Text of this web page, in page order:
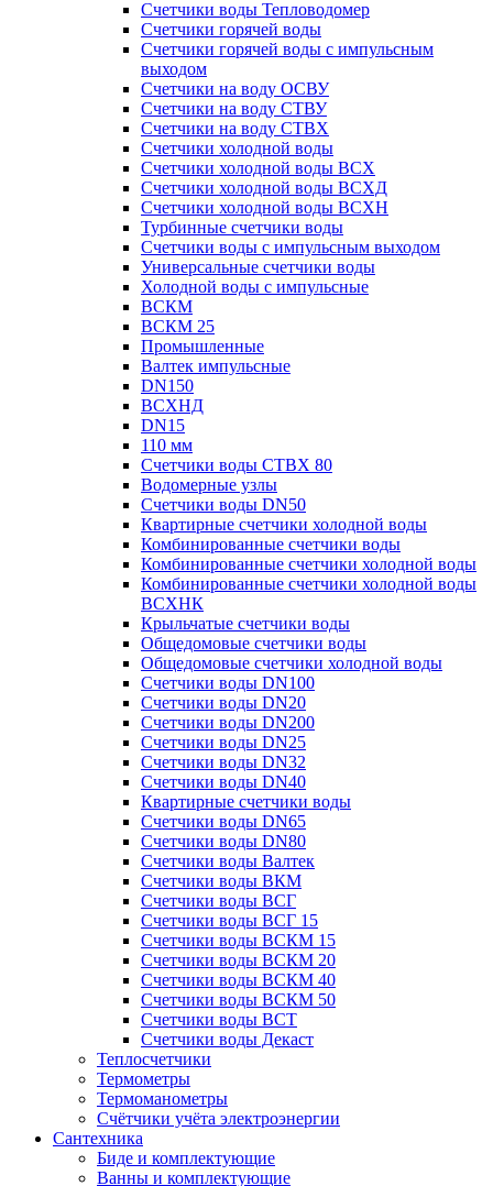
Счетчики воды Тепловодомер
Счетчики горячей воды
Счетчики горячей воды с импульсным
выходом
Счетчики на воду ОСВУ
Счетчики на воду СТВУ
Счетчики на воду СТВХ
Счетчики холодной воды
Счетчики холодной воды ВСХ
Счетчики холодной воды ВСХД
Счетчики холодной воды ВСХН
Турбинные счетчики воды
Счетчики воды с импульсным выходом
Универсальные счетчики воды
Холодной воды с импульсные
ВСКМ
ВСКМ 25
Промышленные
Валтек импульсные
DN150
ВСХНД
DN15
110 мм
Счетчики воды СТВХ 80
Водомерные узлы
Счетчики воды DN50
Квартирные счетчики холодной воды
Комбинированные счетчики воды
Комбинированные счетчики холодной воды
Комбинированные счетчики холодной воды
ВСХНК
Крыльчатые счетчики воды
Общедомовые счетчики воды
Общедомовые счетчики холодной воды
Счетчики воды DN100
Счетчики воды DN20
Счетчики воды DN200
Счетчики воды DN25
Счетчики воды DN32
Счетчики воды DN40
Квартирные счетчики воды
Счетчики воды DN65
Счетчики воды DN80
Счетчики воды Валтек
Счетчики воды ВКМ
Счетчики воды ВСГ
Счетчики воды ВСГ 15
Счетчики воды ВСКМ 15
Счетчики воды ВСКМ 20
Счетчики воды ВСКМ 40
Счетчики воды ВСКМ 50
Счетчики воды ВСТ
Счетчики воды Декаст
Теплосчетчики
Термометры
Термоманометры
Счётчики учёта электроэнергии
Сантехника
Биде и комплектующие
Ванны и комплектующие